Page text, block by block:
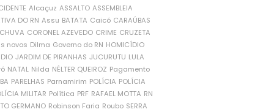
Alcaçuz ASSALTO ASSEMBLEIA
DO RN Assu BATATA Caicó CARAÚBAS
CORONEL AZEVEDO CRIME CRUZETA
novos Dilma Governo do RN HOMICÍDIO
JARDIM DE PIRANHAS JUCURUTU LULA
NATAL Nilda NÉLTER QUEIROZ Pagamento
PARELHAS Parnamirim POLÍCIA POLÍCIA
MILITAR Política PRF RAFAEL MOTTA RN
GERMANO Robinson Faria Roubo SERRA